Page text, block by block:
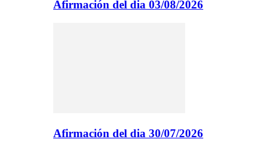
Afirmación del dia 03/08/2026
Afirmación del dia 30/07/2026